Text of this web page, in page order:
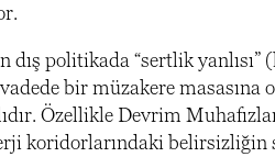
dış politikada “sertlik
bir müzakere masasına
Özellikle Devrim
koridorlarındaki